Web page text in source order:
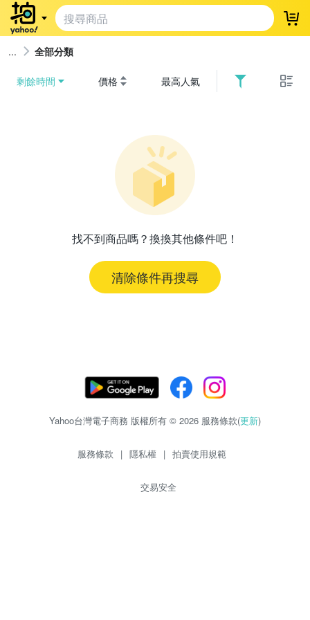
登
全部分類
剩餘時間 價格 最高人氣
找不到商品嗎？換換其他條件吧！
清除條件再搜尋
Yahoo台灣電子商務 版權所有 © 2026 服務條款(更新)
服務條款 | 隱私權 | 拍賣使用規範
交易安全